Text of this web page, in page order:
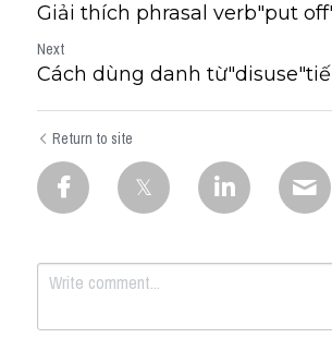
Giải thích phrasal verb"put
Next
Cách dùng danh
Return to site